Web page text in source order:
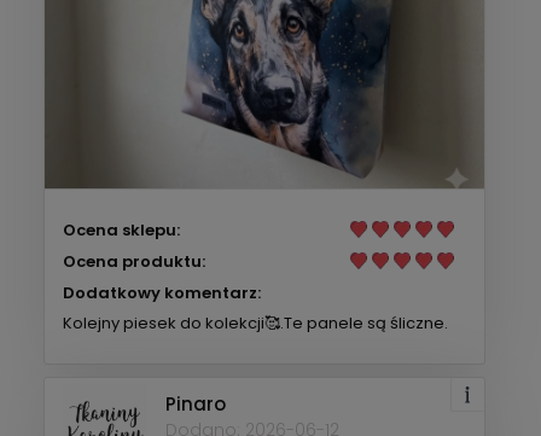
Ocena sklepu:
Ocena produktu:
Dodatkowy komentarz:
Kolejny piesek do kolekcji🥰.Te panele są śliczne.
Pinaro
Dodano: 2026-06-12